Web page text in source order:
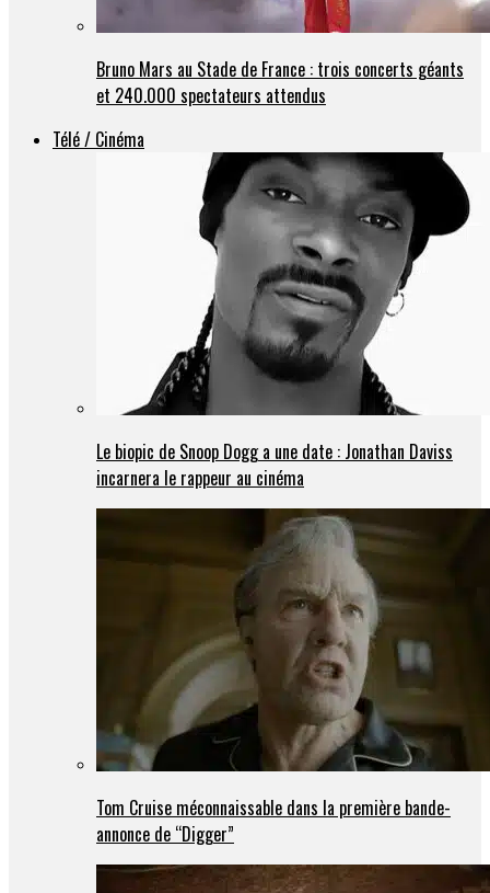
Bruno Mars au Stade de France : trois concerts géants
et 240.000 spectateurs attendus
Télé / Cinéma
Le biopic de Snoop Dogg a une date : Jonathan Daviss
incarnera le rappeur au cinéma
Tom Cruise méconnaissable dans la première bande-
annonce de “Digger”